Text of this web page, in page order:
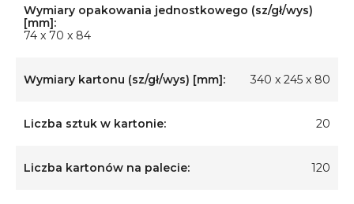
Wymiary opakowania jednostkowego (sz/gł/wys)
[mm]:
74 x 70 x 84
Wymiary kartonu (sz/gł/wys) [mm]: 340 x 245 x 80
Liczba sztuk w kartonie: 20
Liczba kartonów na palecie: 120